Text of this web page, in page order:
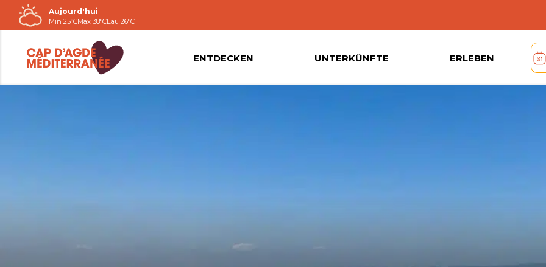
Passer
au
contenu
Aujourd'hui
Min 25°CMax 38°CEau 26°C
ENTDECKEN UNTERKÜNFTE ERLEBEN